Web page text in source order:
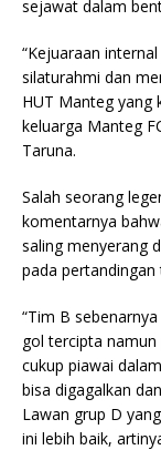
sejawat dalam
“Kejuaraan
silaturahmi dan
HUT Manteg yang
keluarga Manteg
Taruna.
Salah seorang
komentarnya
saling menyerang
pada pertandingan
“Tim B
gol tercipta
cukup piawai
bisa digagalkan
Lawan grup D
ini lebih baik,